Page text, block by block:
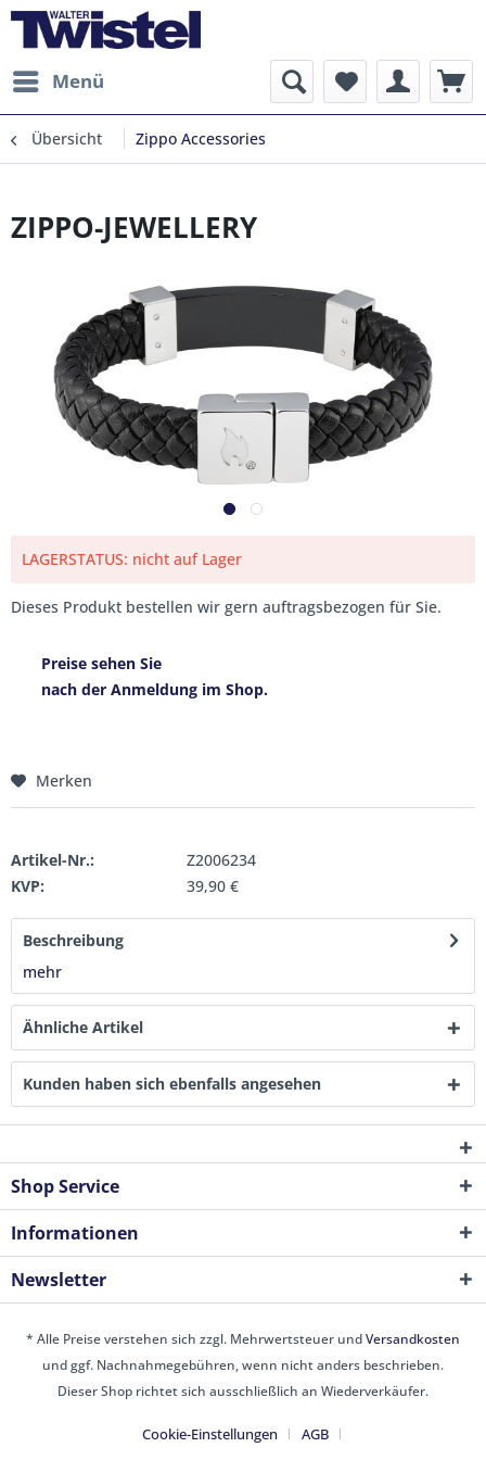
Menü
Übersicht Zippo Accessories
ZIPPO-JEWELLERY
LAGERSTATUS: nicht auf Lager
Dieses Produkt bestellen wir gern auftragsbezogen für Sie.
Preise sehen Sie
nach der Anmeldung im Shop.
Merken
Artikel-Nr.:
Z2006234
KVP:
39,90 €
Beschreibung
mehr
Ähnliche Artikel
Kunden haben sich ebenfalls angesehen
Shop Service
Informationen
Newsletter
* Alle Preise verstehen sich zzgl. Mehrwertsteuer undVersandkosten
und ggf. Nachnahmegebühren, wenn nicht anders beschrieben.
Dieser Shop richtet sich ausschließlich an Wiederverkäufer.
Cookie-Einstellungen AGB